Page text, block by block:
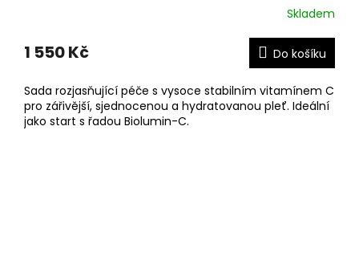
Skladem
1 550 Kč Do košíku
Sada rozjasňující péče s vysoce stabilním vitamínem C
pro zářivější, sjednocenou a hydratovanou pleť. Ideální
jako start s řadou Biolumin-C.